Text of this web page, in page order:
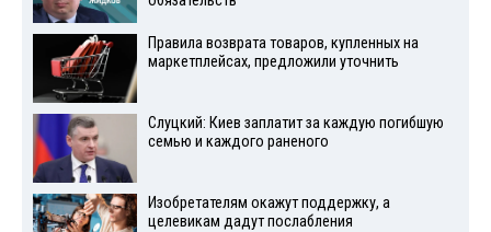
Правила возврата товаров, купленных на
маркетплейсах, предложили уточнить
Слуцкий: Киев заплатит за каждую погибшую
семью и каждого раненого
Изобретателям окажут поддержку, а
целевикам дадут послабления